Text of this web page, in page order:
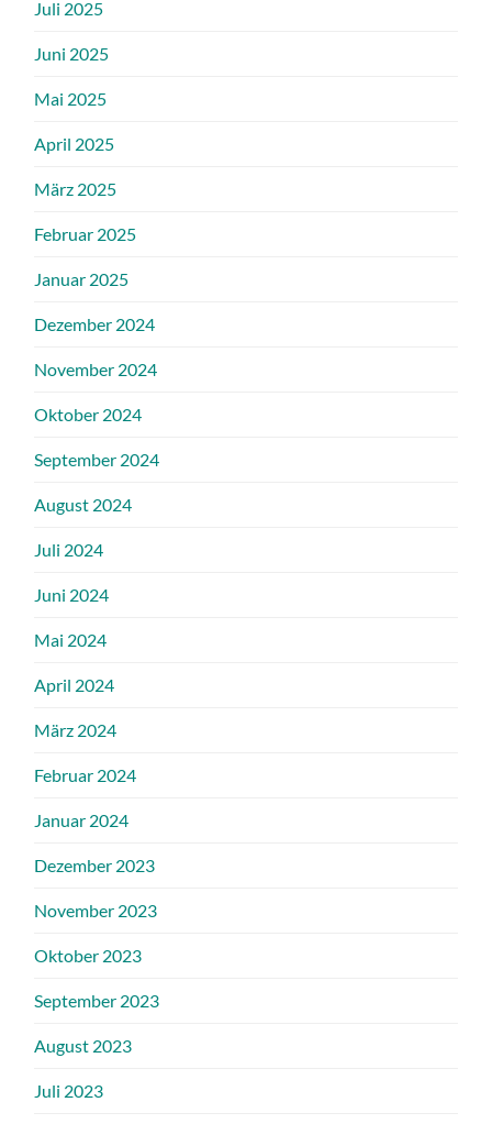
Juli 2025
Juni 2025
Mai 2025
April 2025
März 2025
Februar 2025
Januar 2025
Dezember 2024
November 2024
Oktober 2024
September 2024
August 2024
Juli 2024
Juni 2024
Mai 2024
April 2024
März 2024
Februar 2024
Januar 2024
Dezember 2023
November 2023
Oktober 2023
September 2023
August 2023
Juli 2023